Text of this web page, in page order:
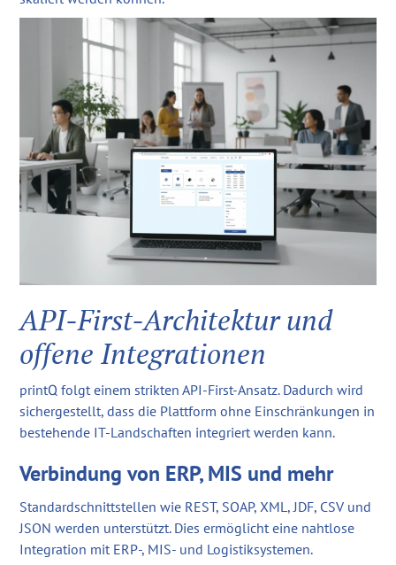
API-First-Architektur und
offene Integrationen
printQ folgt einem strikten API-First-Ansatz. Dadurch wird
sichergestellt, dass die Plattform ohne Einschränkungen in
bestehende IT-Landschaften integriert werden kann.
Verbindung von ERP, MIS und mehr
Standardschnittstellen wie REST, SOAP, XML, JDF, CSV und
JSON werden unterstützt. Dies ermöglicht eine nahtlose
Integration mit ERP-, MIS- und Logistiksystemen.